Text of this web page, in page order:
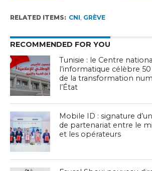
RELATED ITEMS: CNI, GRÈVE
RECOMMENDED FOR YOU
Tunisie : le Centre
l’informatique célèbre
de la transformation
l’État
Mobile ID : signature
de partenariat entre le
et les opérateurs